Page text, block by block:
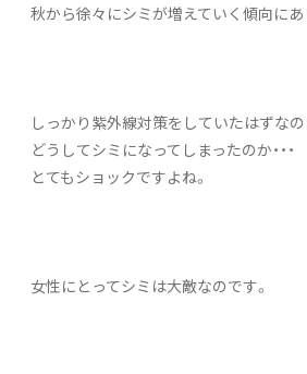
秋から徐々にシミが増えていく傾向にあ
しっかり紫外線対策をしていたはずな
どうしてシミになってしまったのか・・・
とてもショックですよね。
女性にとってシミは大敵なのです。